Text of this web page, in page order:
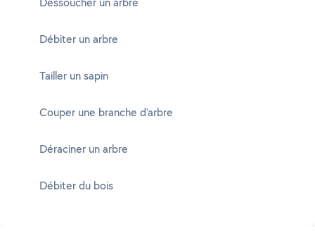
Débiter un arbre
Tailler un sapin
Couper une branche d'arbre
Déraciner un arbre
Débiter du bois